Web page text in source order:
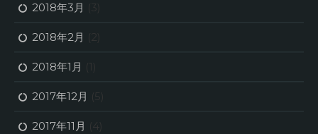
2018年3月 (3)
2018年2月 (2)
2018年1月 (1)
2017年12月 (5)
2017年11月 (4)